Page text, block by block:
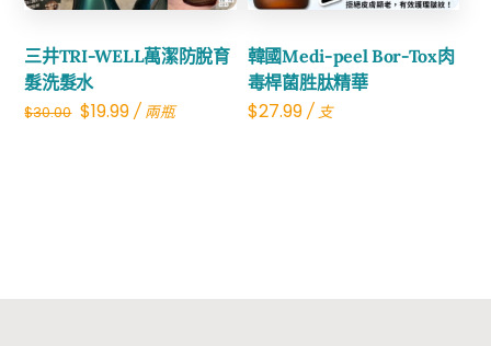
三井TRI-WELL萬潔防脫育
髮洗髮水
$30.00 Original
$19.99Current
/ 兩瓶
韓國Medi-peel Bor-Tox肉
毒桿菌胜肽精華
$27.99/ 支